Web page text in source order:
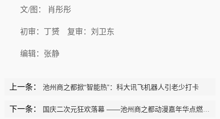
文/图： 肖彤彤
初审：丁赟 复审：刘卫东
编辑：张静
上一条： 池州商之都掀“智能热”：科大讯飞机器人引老少打卡
下一条： 国庆二次元狂欢落幕 ——池州商之都动漫嘉年华点燃假日消费热潮